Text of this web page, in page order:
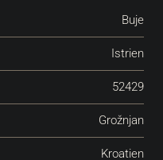
Buje
Istrien
52429
Grožnjan
Kroatien